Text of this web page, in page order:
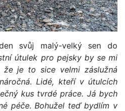
svůj malý-velký sen do
útulek pro pejsky by se mi
že je to sice velmi záslužná
Lidé, kteří v útulcích
kus tvrdé práce. Já bych
péče. Bohužel teď bydlím v